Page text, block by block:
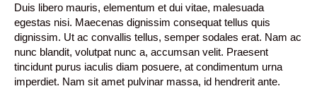
Duis libero mauris, elementum et dui vitae, malesuada
egestas nisi. Maecenas dignissim consequat tellus quis
dignissim. Ut ac convallis tellus, semper sodales erat. Nam ac
nunc blandit, volutpat nunc a, accumsan velit. Praesent
tincidunt purus iaculis diam posuere, at condimentum urna
imperdiet. Nam sit amet pulvinar massa, id hendrerit ante.